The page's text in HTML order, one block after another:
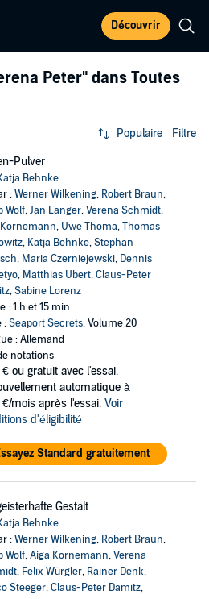
Découvrir
Peter" dans Toutes
Populaire Filtre
Pulver
Behnke
:Werner Wilkening, Robert Braun,
Wolf,Jan Langer,Verena Schmidt,
, Uwe Thoma,Thomas
, Katja Behnke,Stephan
, Maria Czerniejewski, Dennis
, Matthias Ubert,Claus-Peter
,Sabine Lorenz
: 1 h et 15 min
:Seaport Secrets, Volume 20
: Allemand
notations
€ ou gratuit avec l'essai.
automatique à
€/mois après l'essai. Voir
d'éligibilité
Standard gratuitement
Gestalt
Behnke
:Werner Wilkening, Robert Braun,
Wolf,Aiga Kornemann,Verena
, Felix Würgler, Rainer Denk,
Steeger,Claus-Peter Damitz,